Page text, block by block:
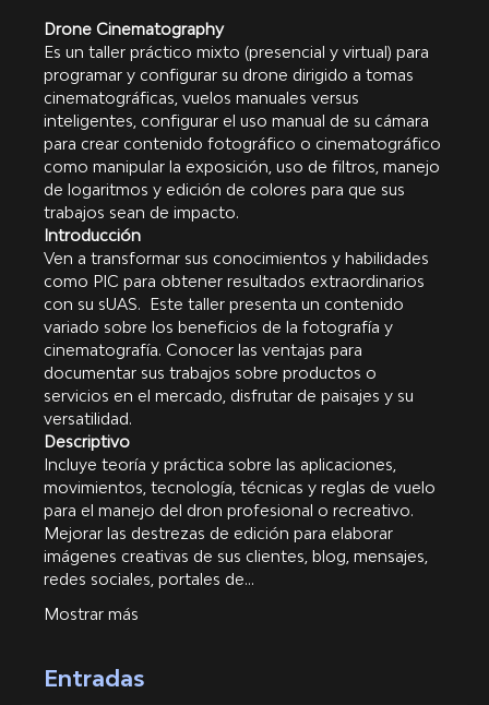
Drone Cinematography
Es un taller práctico mixto (presencial y virtual) para
programar y configurar su drone dirigido a tomas
cinematográficas, vuelos manuales versus
inteligentes, configurar el uso manual de su cámara
para crear contenido fotográfico o cinematográfico
como manipular la exposición, uso de filtros, manejo
de logaritmos y edición de colores para que sus
trabajos sean de impacto.
Introducción
Ven a transformar sus conocimientos y habilidades
como PIC para obtener resultados extraordinarios
con su sUAS.  Este taller presenta un contenido
variado sobre los beneficios de la fotografía y
cinematografía. Conocer las ventajas para
documentar sus trabajos sobre productos o
servicios en el mercado, disfrutar de paisajes y su
versatilidad.
Descriptivo
Incluye teoría y práctica sobre las aplicaciones,
movimientos, tecnología, técnicas y reglas de vuelo
para el manejo del dron profesional o recreativo.
Mejorar las destrezas de edición para elaborar
imágenes creativas de sus clientes, blog, mensajes,
redes sociales, portales de…
Mostrar más
Entradas